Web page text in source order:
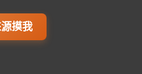
摸我